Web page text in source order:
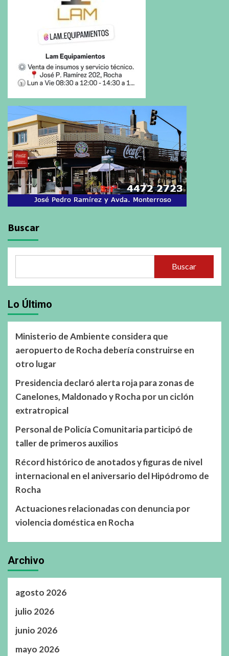
Buscar
Buscar
Lo Último
Ministerio de Ambiente considera que
aeropuerto de Rocha debería construirse en
otro lugar
Presidencia declaró alerta roja para zonas de
Canelones, Maldonado y Rocha por un ciclón
extratropical
Personal de Policía Comunitaria participó de
taller de primeros auxilios
Récord histórico de anotados y figuras de nivel
internacional en el aniversario del Hipódromo de
Rocha
Actuaciones relacionadas con denuncia por
violencia doméstica en Rocha
Archivo
agosto 2026
julio 2026
junio 2026
mayo 2026